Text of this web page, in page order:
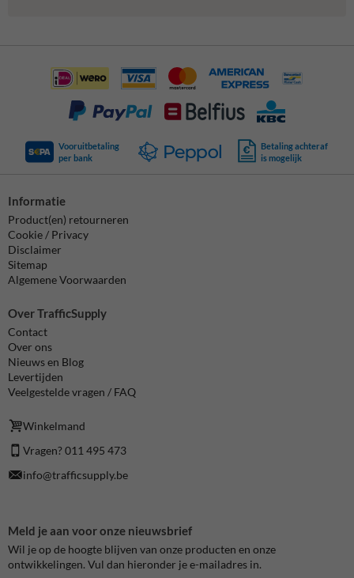
Vooruitbetaling
per bank
Betaling achteraf
is mogelijk
Informatie
Product(en) retourneren
Cookie / Privacy
Disclaimer
Sitemap
Algemene Voorwaarden
Over TrafficSupply
Contact
Over ons
Nieuws en Blog
Levertijden
Veelgestelde vragen / FAQ
Winkelmand
Vragen? 011 495 473
info@trafficsupply.be
Meld je aan voor onze nieuwsbrief
Wil je op de hoogte blijven van onze producten en onze
ontwikkelingen. Vul dan hieronder je e-mailadres in.